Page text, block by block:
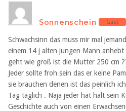
Sonnenschein Gast
Schwachsinn das muss mir mal
einem 14 j alten jungen Mann
geht wie groß ist die Mutter 250 cm
Jeder sollte froh sein das er keine
sie brauchen denen ist das peinlich
Tag täglich . Naja jeder hat halt sein
Geschichte auch von einen